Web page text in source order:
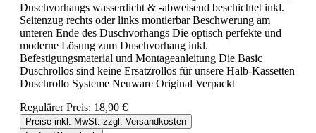
Duschvorhangs wasserdicht & -abweisend beschichtet inkl.
Seitenzug rechts oder links montierbar Beschwerung am
unteren Ende des Duschvorhangs Die optisch perfekte und
moderne Lösung zum Duschvorhang inkl.
Befestigungsmaterial und Montageanleitung Die Basic
Duschrollos sind keine Ersatzrollos für unsere Halb-Kassetten
Duschrollo Systeme Neuware Original Verpackt
Regulärer Preis: 18,90 €
Preise inkl. MwSt. zzgl. Versandkosten